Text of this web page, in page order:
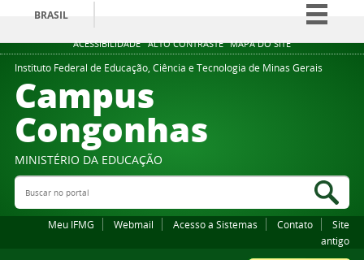
ACESSIBILIDADE ALTO CONTRASTE MAPA DO SITE
BRASIL
Simplifique!
Comunica BR
Instituto Federal de Educação, Ciência e Tecnologia de Minas Gerais
Campus
Congonhas
MINISTÉRIO DA EDUCAÇÃO
Buscar no portal
Meu IFMG Webmail Acesso a Sistemas Contato
Site
antigo